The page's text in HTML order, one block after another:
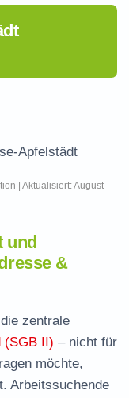
Apfelstädt
| Aktualisiert: August
und
&
zentrale
(SGB II) – nicht für
möchte,
Arbeitssuchende